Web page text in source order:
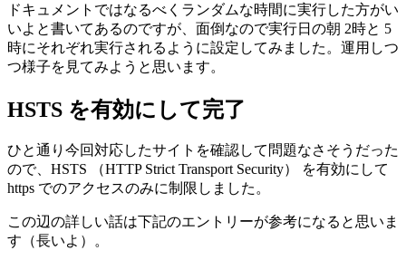
ドキュメントではなるべくランダムな時間に実行した方がい
いよと書いてあるのですが、面倒なので実行日の朝 2時と 5
時にそれぞれ実行されるように設定してみました。運用しつ
つ様子を見てみようと思います。
HSTS を有効にして完了
ひと通り今回対応したサイトを確認して問題なさそうだった
ので、HSTS （HTTP Strict Transport Security） を有効にして
https でのアクセスのみに制限しました。
この辺の詳しい話は下記のエントリーが参考になると思いま
す（長いよ）。